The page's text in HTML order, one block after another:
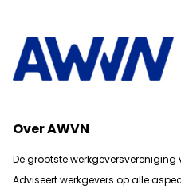
Over AWVN
De grootste werkgeversvereniging
Adviseert werkgevers op alle